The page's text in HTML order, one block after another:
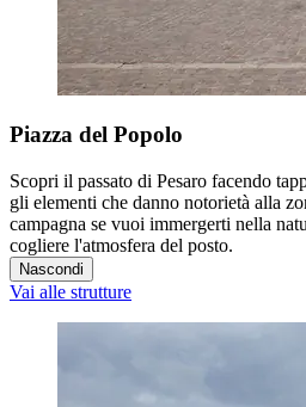
Piazza del Popolo
Scopri il passato di Pesaro facendo
gli elementi che danno notorietà alla
campagna se vuoi immergerti nella
cogliere l'atmosfera del posto.
Nascondi
Vai alle strutture